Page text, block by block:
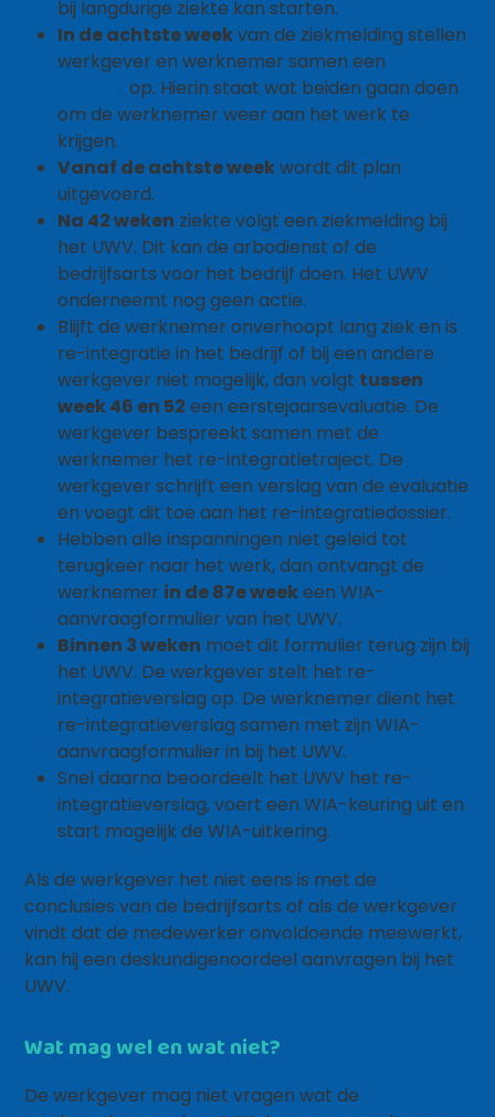
bij langdurige ziekte kan starten.
In de achtste weekvan de ziekmelding stellen
werkgever en werknemer samen een
op. Hierin staat wat beiden gaan doen
om de werknemer weer aan het werk te
krijgen.
Vanaf de achtste weekwordt dit plan
uitgevoerd.
Na 42 weken ziekte volgt een ziekmelding bij
het UWV. Dit kan de arbodienst of de
bedrijfsarts voor het bedrijf doen. Het UWV
onderneemt nog geen actie.
Blijft de werknemer onverhoopt lang ziek en is
re-integratie in het bedrijf of bij een andere
werkgever niet mogelijk, dan volgt tussen
week 46 en 52 een eerstejaarsevaluatie. De
werkgever bespreekt samen met de
werknemer het re-integratietraject. De
werkgever schrijft een verslag van de evaluatie
en voegt dit toe aan het re-integratiedossier.
Hebben alle inspanningen niet geleid tot
terugkeer naar het werk, dan ontvangt de
werknemer in de 87e weekeen WIA-
aanvraagformulier van het UWV.
Binnen 3 weken moet dit formulier terug zijn bij
het UWV. De werkgever stelt het re-
integratieverslag op. De werknemer dient het
re-integratieverslag samen met zijn WIA-
aanvraagformulier in bij het UWV.
Snel daarna beoordeelt het UWV het re-
integratieverslag, voert een WIA-keuring uit en
start mogelijk de WIA-uitkering.
Als de werkgever het niet eens is met de
conclusies van de bedrijfsarts of als de werkgever
vindt dat de medewerker onvoldoende meewerkt,
kan hij een deskundigenoordeel aanvragen bij het
UWV.
Wat mag wel en wat niet?
De werkgever mag niet vragen wat de